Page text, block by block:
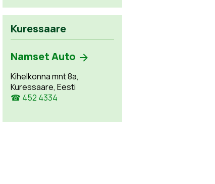
Kuressaare
Namset Auto
Kihelkonna mnt 8a,
Kuressaare, Eesti
☎ 452 4334